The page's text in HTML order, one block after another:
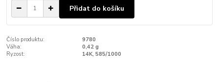
Přidat do košíku
Číslo produktu:
9780
Váha:
0,42 g
Ryzost:
14K, 585/1000